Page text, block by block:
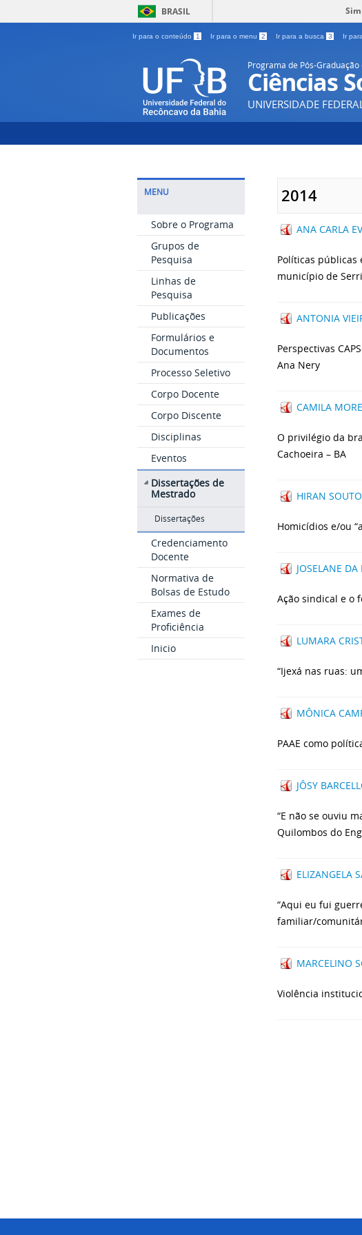
BRASIL
Ir para o conteúdo 1 Ir para o menu 2 Ir para a busca 3 Ir
Programa de Pós-Graduação
Ciências
UNIVERSIDADE
MENU
Sobre o Programa
Grupos de
Pesquisa
Linhas de
Pesquisa
Publicações
Formulários e
Documentos
Processo Seletivo
Corpo Docente
Corpo Discente
Disciplinas
Eventos
Dissertações de
Mestrado
Dissertações
Credenciamento
Docente
Normativa de
Bolsas de Estudo
Exames de
Proficiência
Inicio
2014
ANA CARLA
Políticas públicas
município de
ANTONIA
Perspectivas
Ana Nery
CAMILA
O privilégio da
Cachoeira – BA
HIRAN
Homicídios e/ou
JOSELANE
Ação sindical e o
LUMARA
“Ijexá nas ruas:
MÔNICA
PAAE como
JÔSY
“E não se ouviu
Quilombos do
ELIZANGELA
“Aqui eu fui
familiar/
MARCELINO
Violência